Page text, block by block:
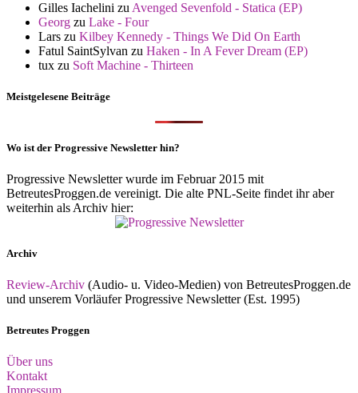
Gilles Iachelini zu Avenged Sevenfold - Statica (EP)
Georg zu Lake - Four
Lars zu Kilbey Kennedy - Things We Did On Earth
Fatul SaintSylvan zu Haken - In A Fever Dream (EP)
tux zu Soft Machine - Thirteen
Meistgelesene Beiträge
Wo ist der Progressive Newsletter hin?
Progressive Newsletter wurde im Februar 2015 mit
BetreutesProggen.de vereinigt. Die alte PNL-Seite findet ihr aber
weiterhin als Archiv hier:
Archiv
Review-Archiv (Audio- u. Video-Medien) von BetreutesProggen.de
und unserem Vorläufer Progressive Newsletter (Est. 1995)
Betreutes Proggen
Über uns
Kontakt